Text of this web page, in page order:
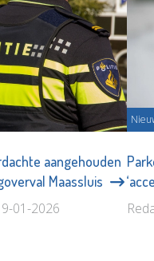
aangehouden
Maassluis
01-2026